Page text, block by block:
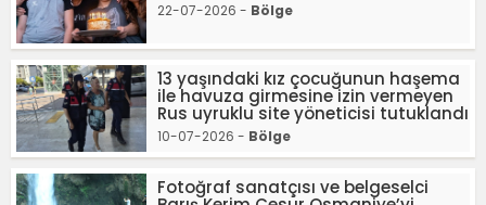
22-07-2026 - Bölge
13 yaşındaki kız çocuğunun haşema
ile havuza girmesine izin vermeyen
Rus uyruklu site yöneticisi tutuklandı
10-07-2026 - Bölge
Fotoğraf sanatçısı ve belgeselci